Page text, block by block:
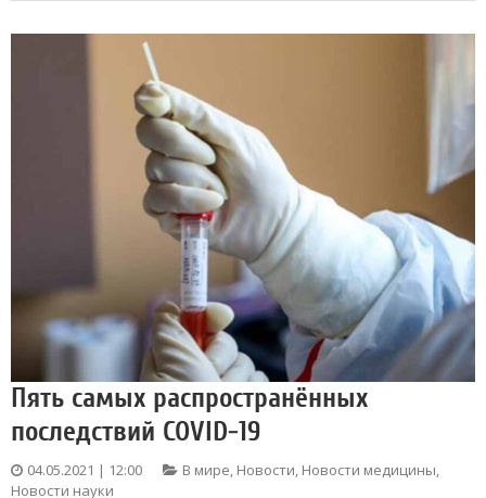
Пять самых распространённых
последствий COVID-19
04.05.2021 | 12:00 В мире, Новости, Новости медицины,
Новости науки